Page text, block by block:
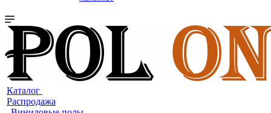
Каталог
Распродажа